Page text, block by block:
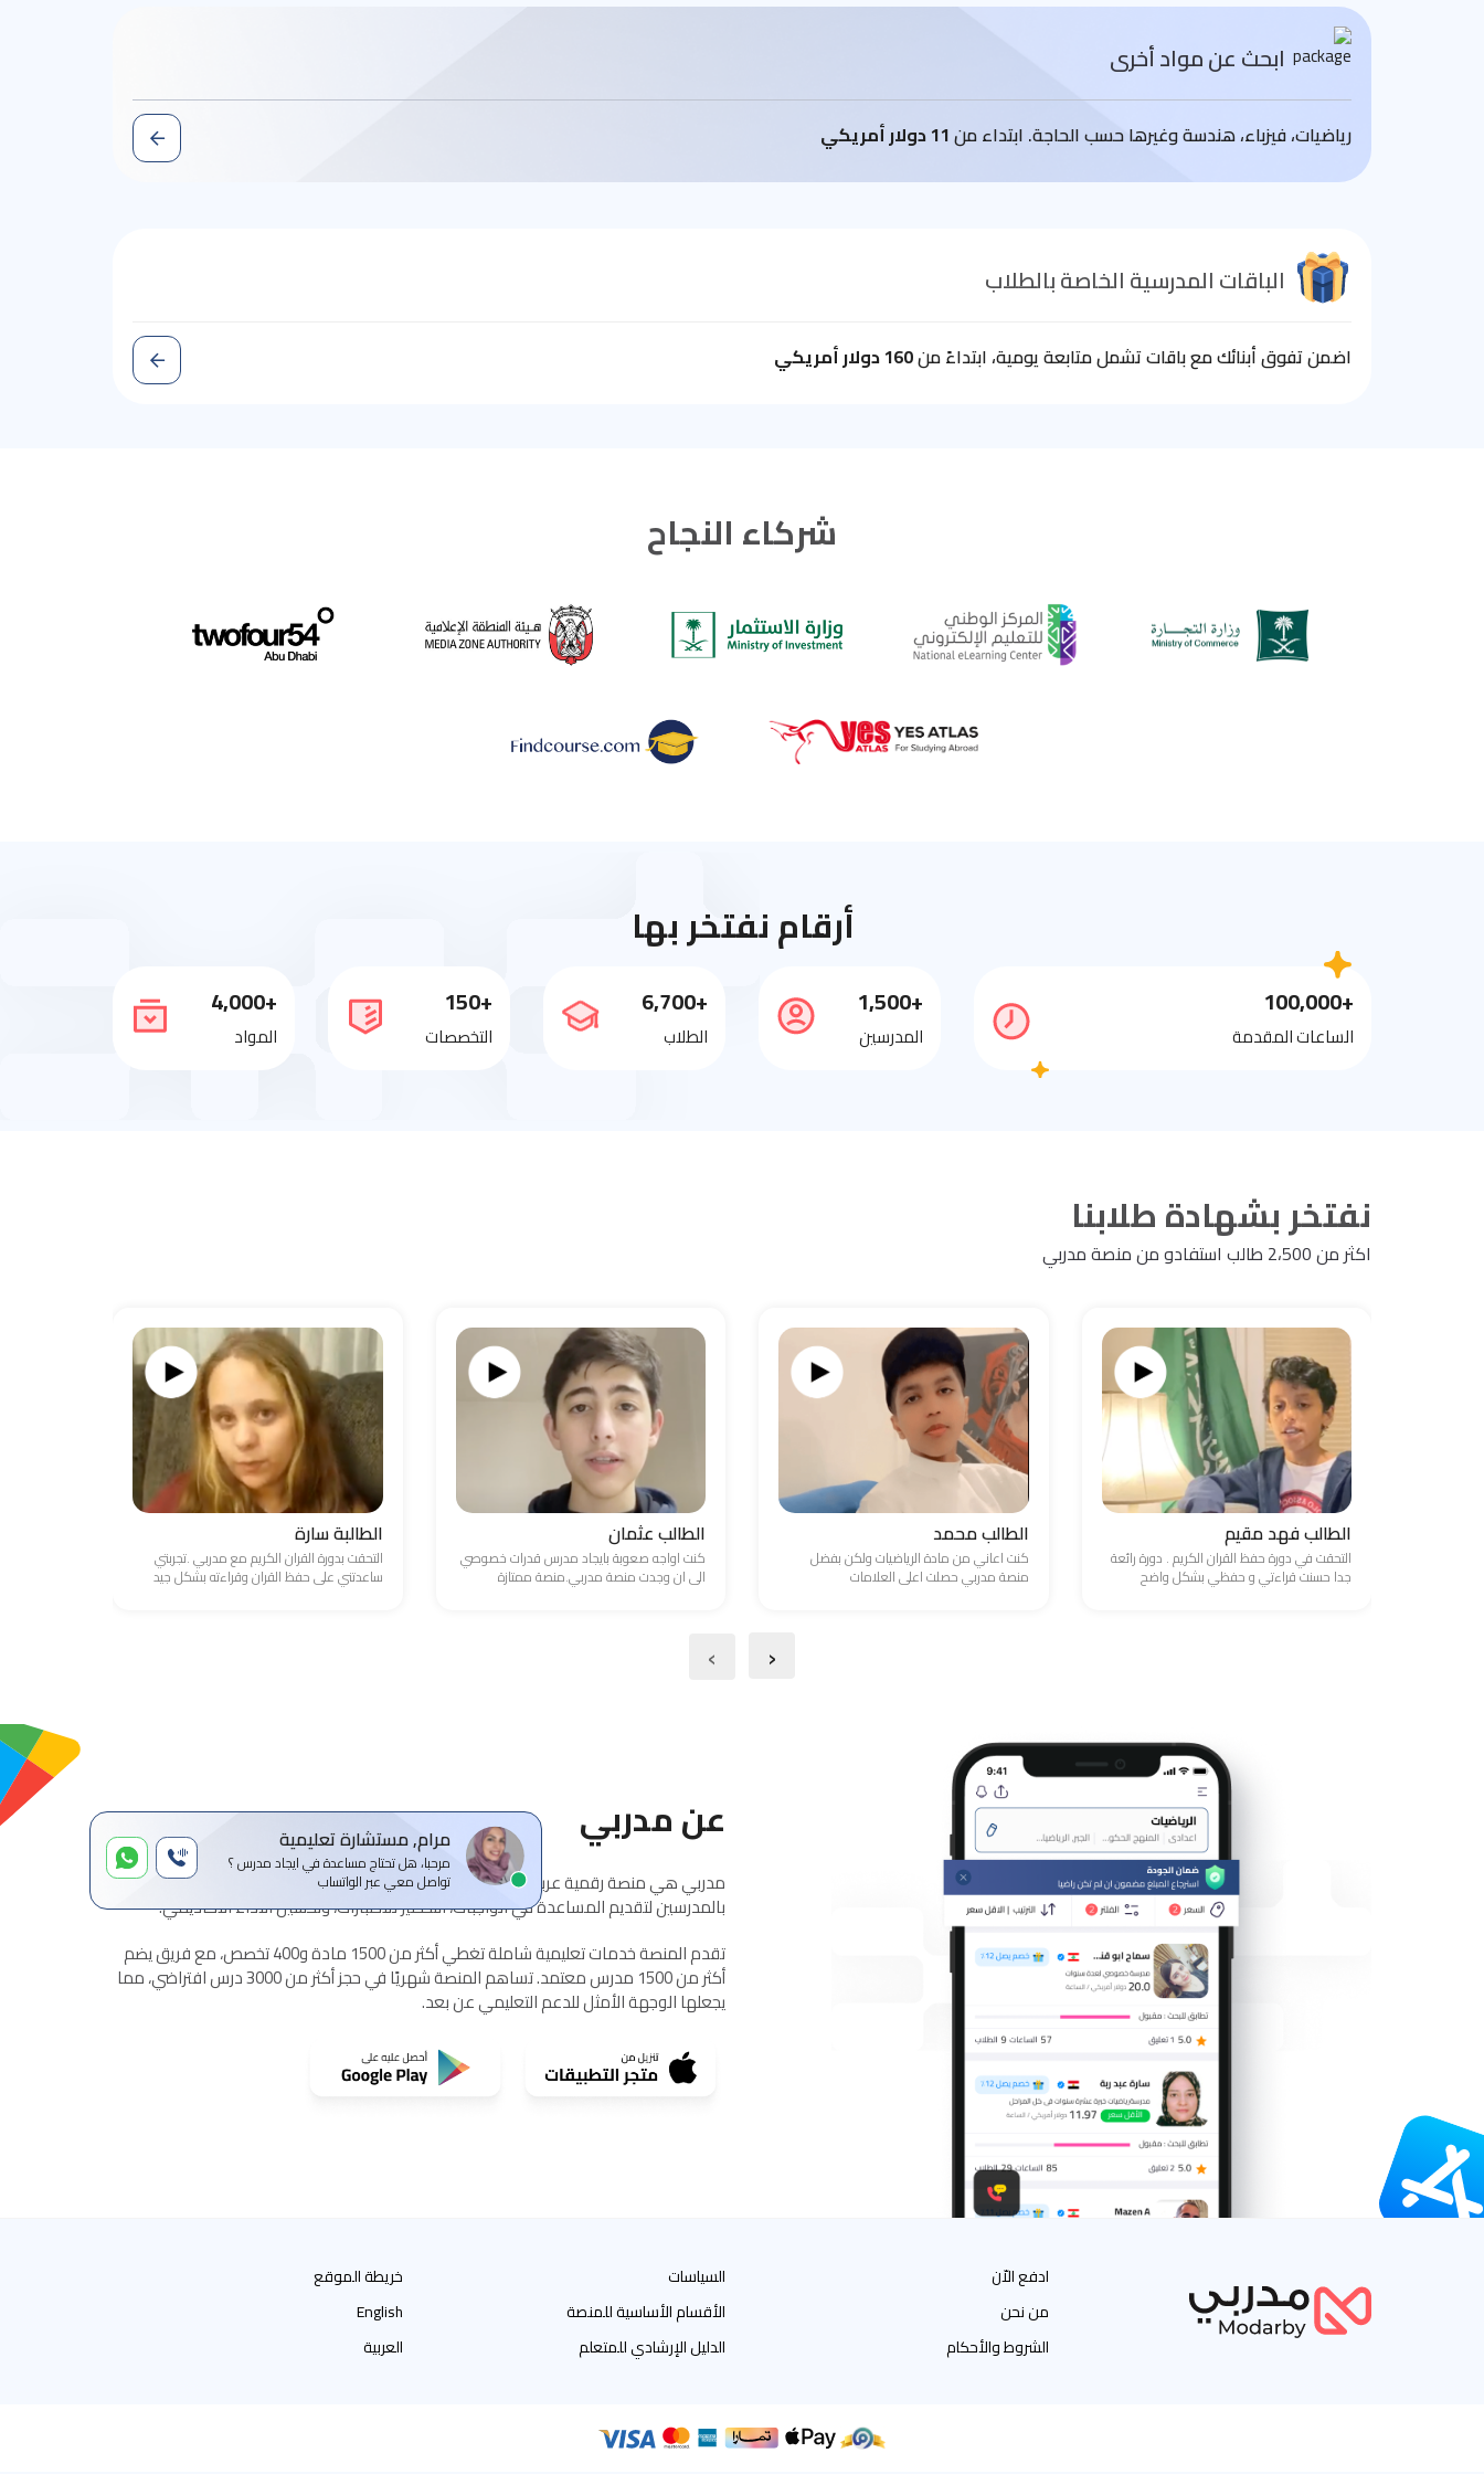
مرام, مستشارة تعليمية
مرحبا، هل تحتاج مساعدة في ايجاد مدرس ؟
تواصل معي عبر الواتساب
ابحث عن مواد أخرى
رياضيات، فيزباء، هندسة وغيرها حسب الحاجة. ابتداء من11 دولار أمريكي
الباقات المدرسية الخاصة بالطلاب
اضمن تفوق أبنائك مع باقات تشمل متابعة يومية، ابتداءً من160 دولار أمريكي
شركاء النجاح
أرقام نفتخر بها
+100,000
الساعات المقدمة
+1,500
المدرسين
+6,700
الطلاب
+150
التخصصات
+4,000
المواد
نفتخر بشهادة طلابنا
اكثر من 2،500 طالب استفادو من منصة مدربي
الطالب فهد مقيم
التحقت في دورة حفظ القران الكريم . دورة رائعة
جدا حسنت قراءتي و حفظي بشكل واضح
الطالب محمد
كنت اعاني من مادة الرياضيات ولكن بفضل
منصة مدربي حصلت اعلى العلامات
الطالب عثمان
كنت اواجه صعوبة بايجاد مدرس قدرات خصوصي
الى ان وجدت منصة مدربي.منصة ممتازة
الطالبة سارة
التحقت بدورة القران الكريم مع مدربي .تجربتي
ساعدتني على حفظ القران وقراءته بشكل جيد
‹
›
عن مدربي
مدربي هي منصة رقمية عربية معتمدة للتدريس الخصوصي عن بعد، تهدف إلى ربط الطلاب
بالمدرسين لتقديم المساعدة في الواجبات، التحضير للاختبارات، وتحسين الأداء الأكاديمي.
تقدم المنصة خدمات تعليمية شاملة تغطي أكثر من 1500 مادة و400 تخصص، مع فريق يضم
أكثر من 1500 مدرس معتمد. تساهم المنصة شهريًا في حجز أكثر من 3000 درس افتراضي، مما
يجعلها الوجهة الأمثل للدعم التعليمي عن بعد.
ادفع الاّن
من نحن
الشروط والأحكام
السياسات
الأقسام الأساسية للمنصة
الدليل الإرشادي للمتعلم
خريطة الموقع
English
العربية